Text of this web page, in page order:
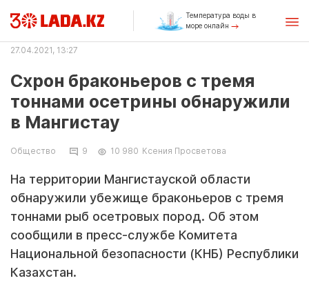
Температура воды в
море онлайн
27.04.2021, 13:27
Схрон браконьеров с тремя
тоннами осетрины обнаружили
в Мангистау
Общество 9 10 980 Ксения Просветова
На территории Мангистауской области
обнаружили убежище браконьеров с тремя
тоннами рыб осетровых пород. Об этом
сообщили в пресс-службе Комитета
Национальной безопасности (КНБ) Республики
Казахстан.